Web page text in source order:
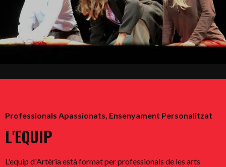
Professionals Apassionats, Ensenyament Personalitzat
L'EQUIP
L'equip d'Artèria està format per professionals de les arts